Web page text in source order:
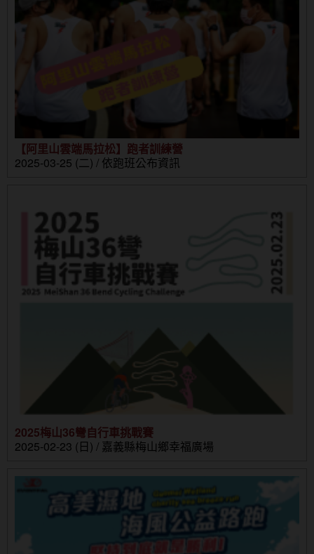
【阿里山雲端馬拉松】跑者訓練營
2025-03-25 (二) / 依跑班公布資訊
2025梅山36彎自行車挑戰賽
2025-02-23 (日) / 嘉義縣梅山鄉幸福廣場